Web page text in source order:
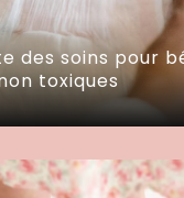
des soins pour
toxiques